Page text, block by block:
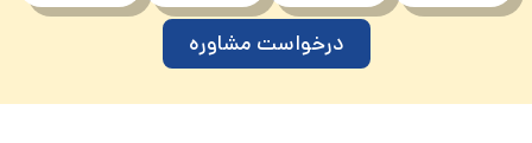
درخواست مشاوره